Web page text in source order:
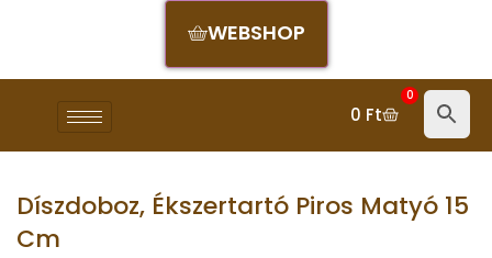
WEBSHOP
0 Ft
0
Díszdoboz, Ékszertartó Piros Matyó 15
Cm